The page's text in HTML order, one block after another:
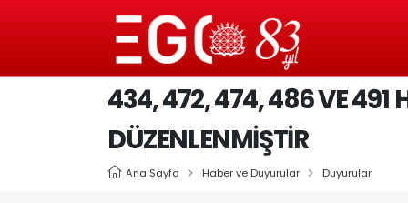
434, 472, 474, 486 VE 491
DÜZENLENMIŞTIR
Ana Sayfa Haber ve Duyurular Duyurular